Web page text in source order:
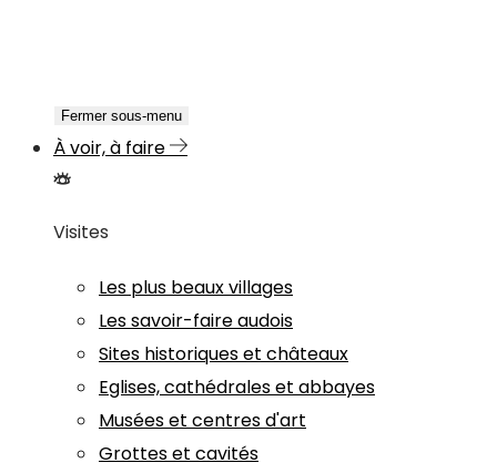
Fermer sous-menu
À voir, à faire
Visites
Les plus beaux villages
Les savoir-faire audois
Sites historiques et châteaux
Eglises, cathédrales et abbayes
Musées et centres d'art
Grottes et cavités